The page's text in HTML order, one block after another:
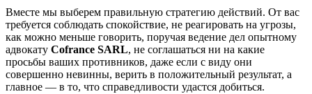
Вместе мы выберем правильную стратегию действий. От вас
требуется соблюдать спокойствие, не реагировать на угрозы,
как можно меньше говорить, поручая ведение дел опытному
адвокату Cofrance SARL, не соглашаться ни на какие
просьбы ваших противников, даже если с виду они
совершенно невинны, верить в положительный результат, а
главное — в то, что справедливости удастся добиться.